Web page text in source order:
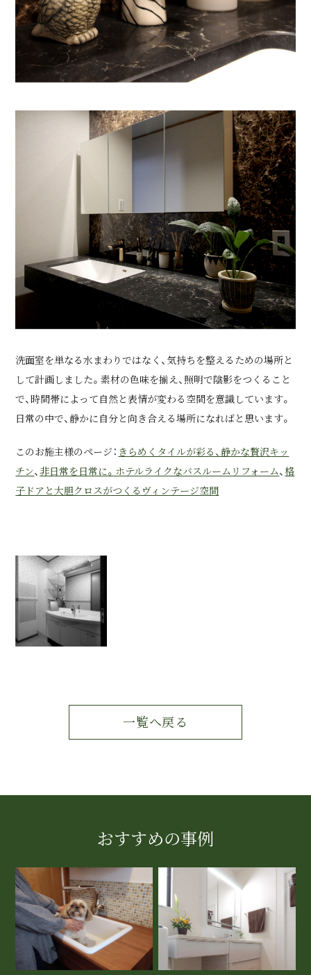
洗面室を単なる水まわりではなく、気持ちを整えるための場所と
して計画しました。素材の色味を揃え、照明で陰影をつくること
で、時間帯によって自然と表情が変わる空間を意識しています。
日常の中で、静かに自分と向き合える場所になればと思います。
このお施主様のページ： きらめくタイルが彩る、静かな贅沢キッ
チン、非日常を日常に。ホテルライクなバスルームリフォーム、 格
子ドアと大胆クロスがつくるヴィンテージ空間
一覧へ戻る
おすすめの事例